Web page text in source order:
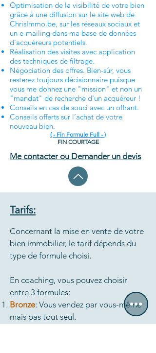
Optimisation de la visibilité de votre bien
grâce à une diffusion sur le site web de
ChrisImmo.be, sur les réseaux sociaux et
un e-mailing dans ma base de données
d'acquéreurs potentiels.
Réalisation des visites avec application
des techniques de filtrage.
Négociation des offres. Bien-sûr, vous
resterez toujours décisionnaire puisque
vous me donnez une "mission" et non un
"mandat" de recherche d'un acquéreur !
Conseils en cas de souci avec un offrant.
Conseils offerts sur l’achat de votre
nouveau bien.
( - Fin Formule Full - )
FIN COURTAGE
Me contacter ou Demander un devis
Tarifs:
Concernant la mise en vente de votre
bien immobilier, le tarif dépends du
type de formule choisi.
En coaching, vous pouvez choisir
entre 3 formules:
Bronze: Vous vendez par vous-même
mais pas tout seul.